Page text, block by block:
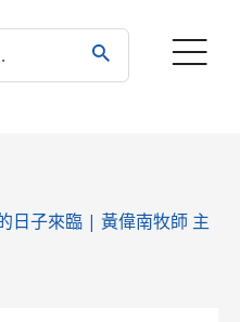
日子來臨 | 黃偉南牧師 主